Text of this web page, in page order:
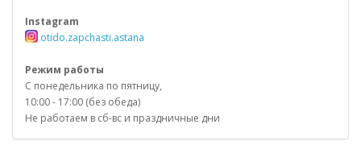
Instagram
otido.zapchasti.astana
Режим работы
С понедельника по пятницу,
10:00 - 17:00 (без обеда)
Не работаем в сб-вс и праздничные дни